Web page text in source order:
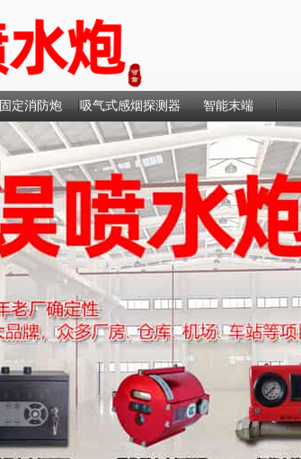
固定消防炮 吸气式感烟探测器 智能末端